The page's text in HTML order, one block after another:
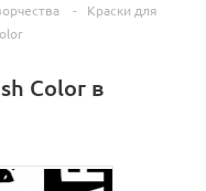
-
Краски для
Color в